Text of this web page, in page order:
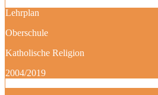
Lehrplan
Oberschule
Katholische Religion
2004/2019